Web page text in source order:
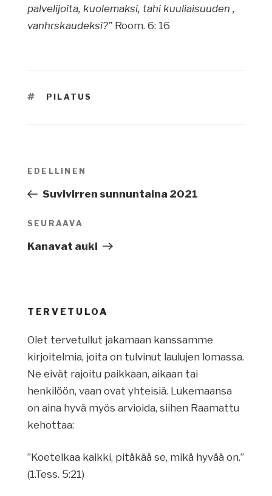
palvelijoita, kuolemaksi, tahi kuuliaisuuden ,
vanhrskaudeksi?” Room. 6: 16
AVAINSANAT
PILATUS
Artikkelien
Edellinen
artikkeli
EDELLINEN
Suvivirren sunnuntaina 2021
Seuraava
artikkeli
SEURAAVA
Kanavat auki
TERVETULOA
Olet tervetullut jakamaan kanssamme
kirjoitelmia, joita on tulvinut laulujen lomassa.
Ne eivät rajoitu paikkaan, aikaan tai
henkilöön, vaan ovat yhteisiä. Lukemaansa
on aina hyvä myös arvioida, siihen Raamattu
kehottaa:
”Koetelkaa kaikki, pitäkää se, mikä hyvää on.”
(1.Tess. 5:21)